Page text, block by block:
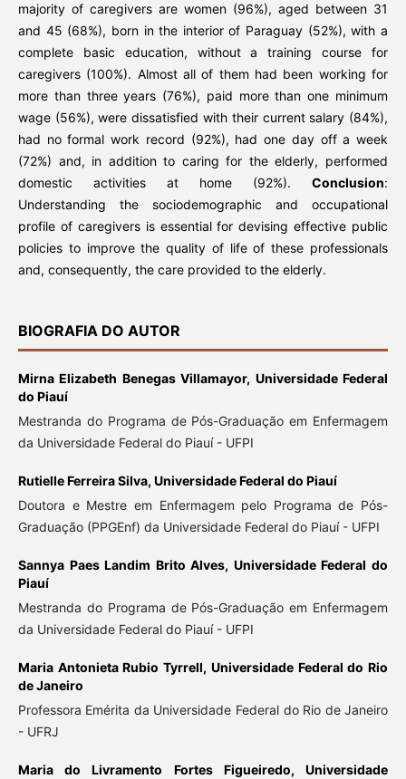
majority of caregivers are women (96%), aged between 31
and 45 (68%), born in the interior of Paraguay (52%), with a
complete basic education, without a training course for
caregivers (100%). Almost all of them had been working for
more than three years (76%), paid more than one minimum
wage (56%), were dissatisfied with their current salary (84%),
had no formal work record (92%), had one day off a week
(72%) and, in addition to caring for the elderly, performed
domestic activities at home (92%).Conclusion:
Understanding the sociodemographic and occupational
profile of caregivers is essential for devising effective public
policies to improve the quality of life of these professionals
and, consequently, the care provided to the elderly.
BIOGRAFIA DO AUTOR
Mirna Elizabeth Benegas Villamayor, Universidade Federal
do Piauí
Mestranda do Programa de Pós-Graduação em Enfermagem
da Universidade Federal do Piauí - UFPI
Rutielle Ferreira Silva, Universidade Federal do Piauí
Doutora e Mestre em Enfermagem pelo Programa de Pós-
Graduação (PPGEnf) da Universidade Federal do Piauí - UFPI
Sannya Paes Landim Brito Alves, Universidade Federal do
Piauí
Mestranda do Programa de Pós-Graduação em Enfermagem
da Universidade Federal do Piauí - UFPI
Maria Antonieta Rubio Tyrrell, Universidade Federal do Rio
de Janeiro
Professora Emérita da Universidade Federal do Rio de Janeiro
- UFRJ
Maria do Livramento Fortes Figueiredo,Universidade